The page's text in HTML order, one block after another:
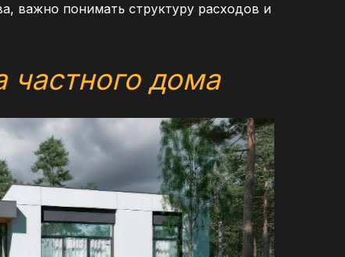
важно понимать структуру расходов и
частного дома